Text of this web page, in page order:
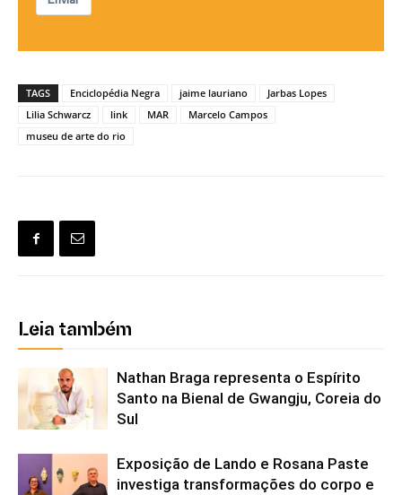
TAGS Enciclopédia Negra jaime lauriano
Jarbas Lopes
Lilia Schwarcz
link MAR
Marcelo Campos
museu de arte do rio
Leia também
Nathan Braga representa o Espírito
Santo na Bienal de Gwangju, Coreia do
Sul
Exposição de Lando e Rosana Paste
investiga transformações do corpo e